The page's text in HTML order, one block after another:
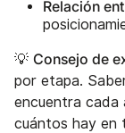
Relación
💡 Consejo de
por etapa.
encuentra cada
cuántos hay en